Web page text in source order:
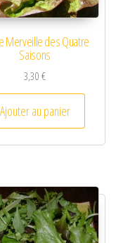
Merveille des Quatre
Saisons
3,30€
Ajouter au panier